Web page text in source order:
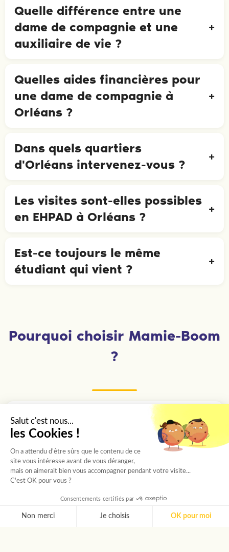
Quelle différence entre une
dame de compagnie et une
auxiliaire de vie ?
Quelles aides financières pour
une dame de compagnie à
Orléans ?
Dans quels quartiers
d'Orléans intervenez-vous ?
Les visites sont-elles possibles
en EHPAD à Orléans ?
Est-ce toujours le même
étudiant qui vient ?
Pourquoi choisir Mamie-Boom
?
Des étudiants sélectionnés un
par un
Chaque étudiant passe un entretien avec
notre chargée de recrutement, puis est choisi
selon sa personnalité et les besoins de votre
Salut c'est nous...
les Cookies !
On a attendu d'être sûrs que le contenu de ce
site vous intéresse avant de vous déranger,
mais on aimerait bien vous accompagner pendant votre visite...
C'est OK pour vous ?
Consentements certifiés par
Non merci Je choisis OK pour moi